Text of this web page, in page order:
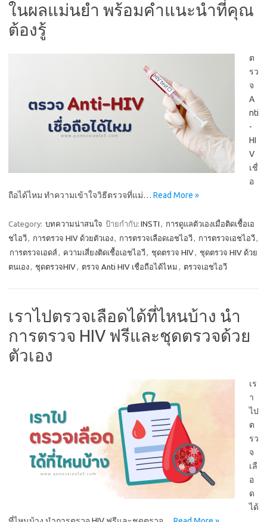
ในผลแม่นยำ พร้อมคำแนะนำที่คุณ
ต้องรู้
ต
รว
จ
A
nti
-
HI
V
เชื่
อ
ถือได้ไหม ทำความเข้าใจวิธีตรวจที่แม่… Read More »
Category: บทความน่าสนใจ ป้ายกำกับ: INSTI , การดูแลตัวเองเมื่อติดเชื้อเอ
ชไอวี, การตรวจ HIV ด้วยตัวเอง, การตรวจเลือดเอชไอวี, การตรวจเอชไอวี,
การตรวจเอดส์, ความเสี่ยงติดเชื้อเอชไอวี, ชุดตรวจ HIV, ชุดตรวจ HIV ด้วย
ตนเอง, ชุดตรวจHIV, ตรวจ Anti HIV เชื่อถือได้ไหม , ตรวจเอชไอวี
เราไปตรวจเลือดได้ที่ไหนบ้าง นำ
การตรวจ HIV ฟรีและชุดตรวจด้วย
ตัวเอง
เร
า
ไป
ต
รว
จ
เลื
อ
ด
ได้